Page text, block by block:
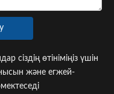
сіздің өтініміңіз үшін
және егжей-